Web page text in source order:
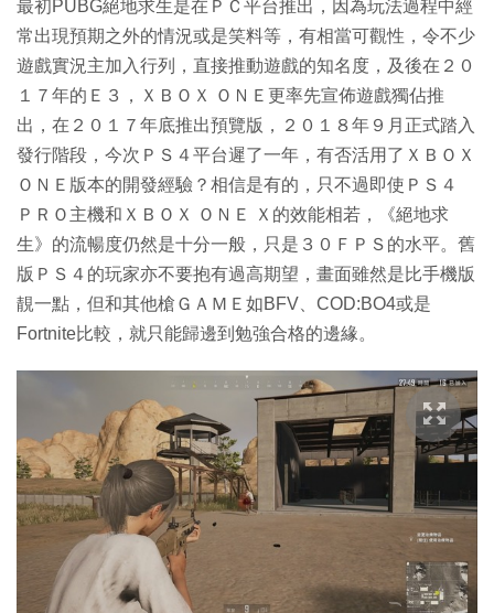
最初PUBG絕地求生是在ＰＣ平台推出，因為玩法過程中經
常出現預期之外的情況或是笑料等，有相當可觀性，令不少
遊戲實況主加入行列，直接推動遊戲的知名度，及後在２０
１７年的Ｅ３，ＸＢＯＸ ＯＮＥ更率先宣佈遊戲獨佔推
出，在２０１７年底推出預覽版，２０１８年９月正式踏入
發行階段，今次ＰＳ４平台遲了一年，有否活用了ＸＢＯＸ
ＯＮＥ版本的開發經驗？相信是有的，只不過即使ＰＳ４
ＰＲＯ主機和ＸＢＯＸ ＯＮＥ Ｘ的效能相若，《絕地求
生》的流暢度仍然是十分一般，只是３０ＦＰＳ的水平。舊
版ＰＳ４的玩家亦不要抱有過高期望，畫面雖然是比手機版
靚一點，但和其他槍ＧＡＭＥ如BFV、COD:BO4或是
Fortnite比較，就只能歸邊到勉強合格的邊緣。